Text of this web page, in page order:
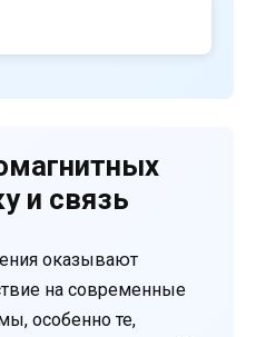
и связь
оказывают
на современные
особенно те,